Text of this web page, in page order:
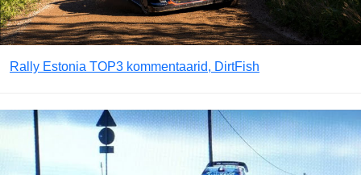
Rally Estonia TOP3 kommentaarid, DirtFish